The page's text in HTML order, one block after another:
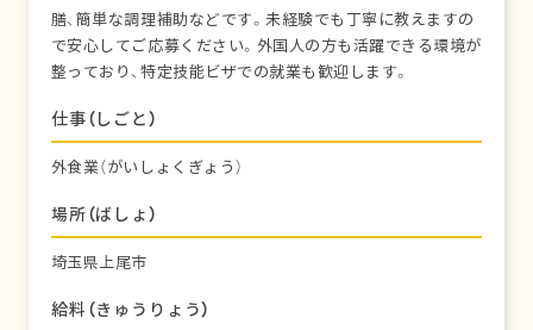
膳、簡単な調理補助などです。未経験でも丁寧に教えますの
で安心してご応募ください。外国人の方も活躍できる環境が
整っており、特定技能ビザでの就業も歓迎します。
仕事（しごと）
外食業（がいしょくぎょう）
場所（ばしょ）
埼玉県上尾市
給料（きゅうりょう）